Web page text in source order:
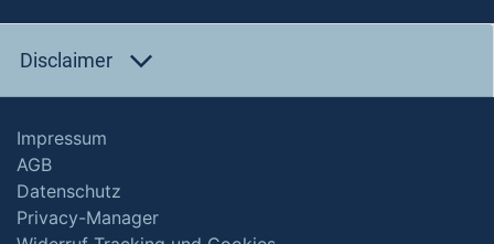
Disclaimer
Impressum
AGB
Datenschutz
Privacy-Manager